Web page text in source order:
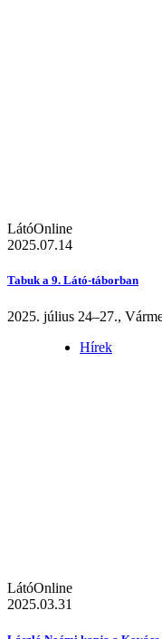
LátóOnline
2025.07.14
Tabuk a 9. Látó-táborban
2025. július 24–27.,
Hírek
LátóOnline
2025.03.31